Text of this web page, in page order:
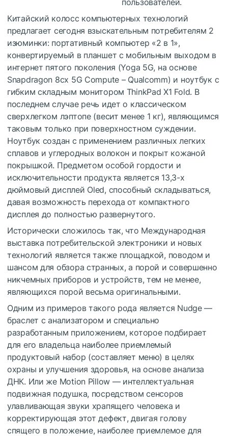
Китайский колосс компьютерных технологий
предлагает сегодня взыскательным потребителям 2
изюминки: портативный компьютер «2 в 1»,
конвертируемый в планшет с мобильным выходом в
интернет пятого поколения (Yoga 5G, на основе
Snapdragon 8cx 5G Compute – Qualcomm) и ноутбук с
гибким складным монитором ThinkPad X1 Fold. В
последнем случае речь идет о классическом
сверхлегком лэптопе (весит менее 1 кг), являющимся
таковым только при поверхностном суждении.
Ноутбук создан с применением различных легких
сплавов и углеродных волокон и покрыт кожаной
покрышкой. Предметом особой гордости и
исключительности продукта является 13,3-х
дюймовый дисплей Oled, способный складываться,
давая возможность перехода от компактного
дисплея до полностью развернутого.
Исторически сложилось так, что Международная
выставка потребительской электроники и новых
технологий является также площадкой, поводом и
шансом для обзора странных, а порой и совершенно
никчемных приборов и устройств, тем не менее,
являющихся порой весьма оригинальными.
Одним из примеров такого рода является Nudge —
браслет с анализатором и специально
разработанным приложением, которое подбирает
для его владельца наиболее приемлемый
продуктовый набор (составляет меню) в целях
охраны и улучшения здоровья, на основе анализа
ДНК. Или же Motion Pillow — интеллектуальная
подвижная подушка, посредством сенсоров
улавливающая звуки храпящего человека и
корректирующая этот дефект, двигая голову
спящего в положение, наиболее приемлемое для